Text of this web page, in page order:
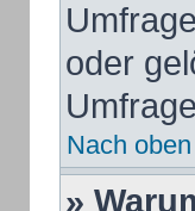
oder
Nach oben
»